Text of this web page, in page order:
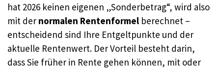
hat 2026 keinen eigenen „Sonderbetrag“, wird also
mit der normalen Rentenformel berechnet –
entscheidend sind Ihre Entgeltpunkte und der
aktuelle Rentenwert. Der Vorteil besteht darin,
dass Sie früher in Rente gehen können, mit oder